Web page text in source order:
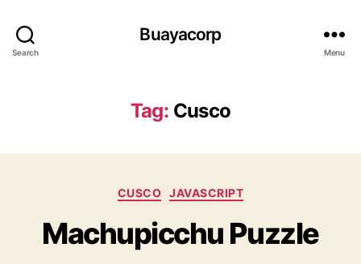
Search
Buayacorp
Menu
Tag: Cusco
Categories
CUSCO JAVASCRIPT
Machupicchu Puzzle